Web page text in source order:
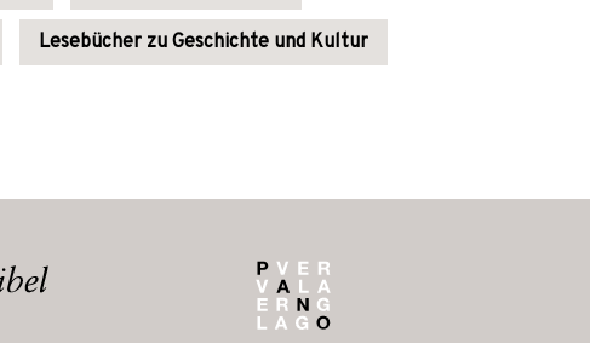
Lesebücher zu Geschichte und Kultur